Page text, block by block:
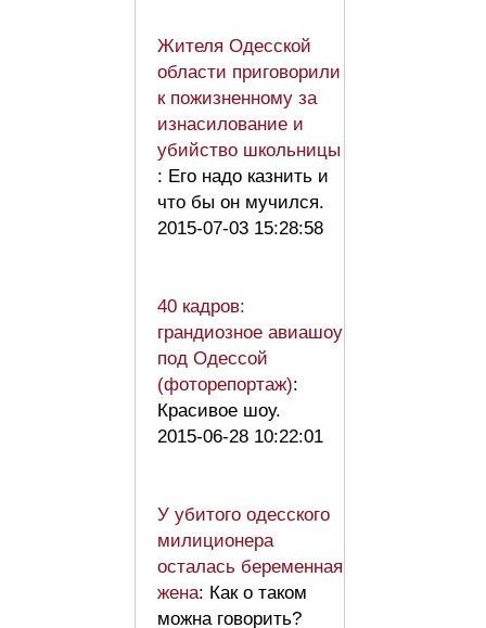
Жителя Одесской
области приговорили
к пожизненному за
изнасилование и
убийство школьницы
: Его надо казнить и
что бы он мучился.
2015-07-03 15:28:58
40 кадров:
грандиозное авиашоу
под Одессой
(фоторепортаж):
Красивое шоу.
2015-06-28 10:22:01
У убитого одесского
милиционера
осталась беременная
жена: Как о таком
можна говорить?